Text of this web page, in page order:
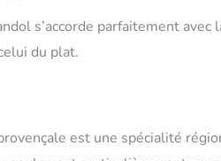
s’accorde parfaitement avec
du plat.
est une spécialité